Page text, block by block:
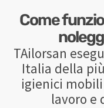
Come
TAilorsan
Italia della
igienici
lavoro